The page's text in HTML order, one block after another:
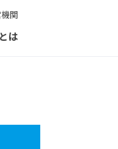
関
は